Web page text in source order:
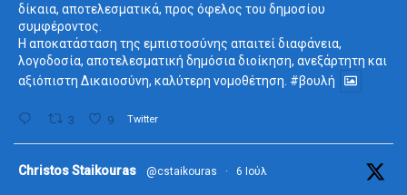
δίκαια, αποτελεσματικά, προς όφελος του δημοσίου
συμφέροντος.
Η αποκατάσταση της εμπιστοσύνης απαιτεί διαφάνεια,
λογοδοσία, αποτελεσματική δημόσια διοίκηση, ανεξάρτητη και
αξιόπιστη Δικαιοσύνη, καλύτερη νομοθέτηση. #βουλή
3 9 Twitter
Christos Staikouras @cstaikouras · 6 Ιούλ